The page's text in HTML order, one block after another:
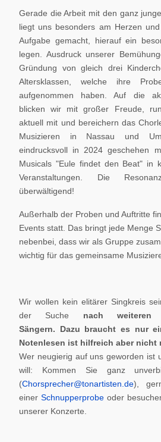
Gerade die Arbeit mit den ganz
liegt uns besonders am Herzen
Aufgabe gemacht, hierauf ein
legen. Ausdruck unserer
Gründung von gleich drei
Altersklassen, welche ihre
aufgenommen haben. Auf die
blicken wir mit großer Freude,
aktuell mit und bereichern das
Musizieren in Nassau und
eindrucksvoll in 2024 geschehen
Musicals "Eule findet den Beat" in
Veranstaltungen. Die
überwältigend!
Außerhalb der Proben und Auftritte
Events statt. Das bringt jede Menge
nebenbei, dass wir als Gruppe
wichtig für das gemeinsame
Wir wollen kein elitärer Singkreis
der Suche nach weiteren
Sängern. Dazu braucht es nur
Notenlesen ist hilfreich aber nicht
Wer neugierig auf uns geworden ist
will: Kommen Sie ganz
(Chorsprecher@tonartisten.de),
einerSchnupperprobe oder
unserer Konzerte.